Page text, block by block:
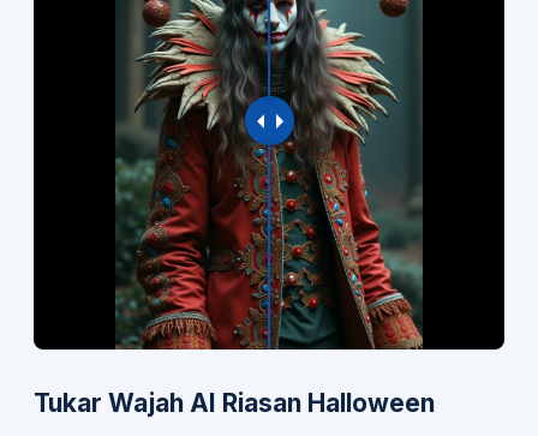
Tukar Wajah AI Riasan Halloween